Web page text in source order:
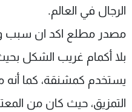
الرجال في العالم.
مصدر مطلع اكد ان سبب
بلا أكمام غريب الشكل
يستخدم كمشنقة، كما
التمزيق، حيث كان من